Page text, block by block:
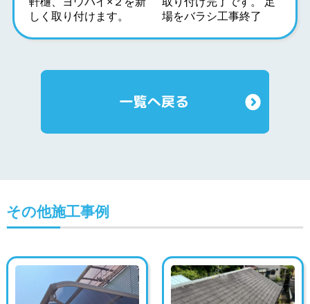
しく取り付けます。
場をバラシ工事終了
その他施工事例